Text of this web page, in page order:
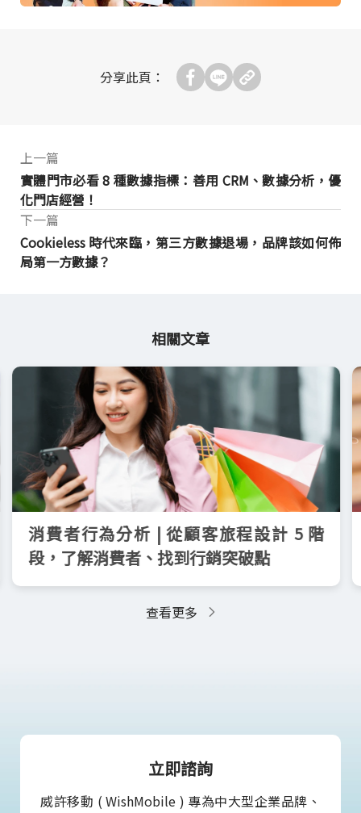
分享此頁：
上一篇
實體門市必看 8 種數據指標：善用 CRM、數據分析，優
化門店經營！
Cookieless 時代來臨，第三方數據退場，品牌該如何佈
局第一方數據？
下一篇
相關文章
消費者行為分析 | 從顧客旅程設計 5 階
段，了解消費者、找到行銷突破點
查看更多
立即諮詢
威許移動 ( WishMobile ) 專為中大型企業品牌、